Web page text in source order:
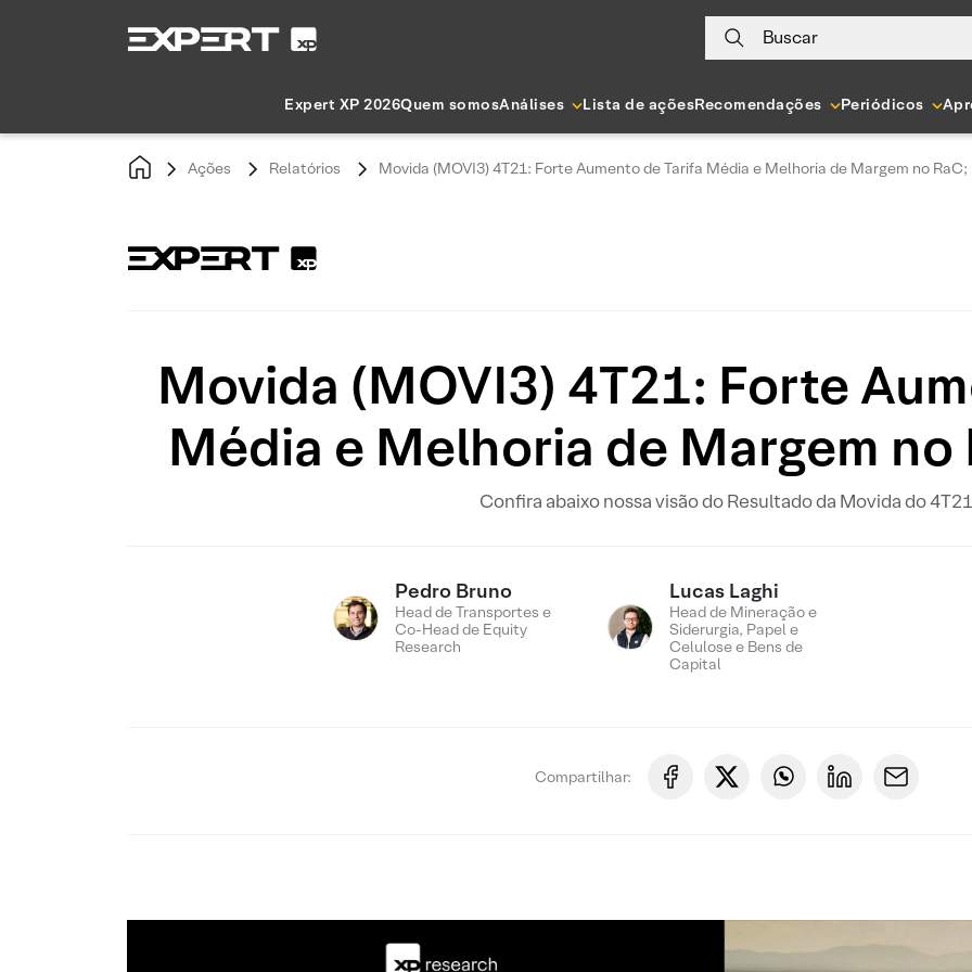
Buscar
Expert XP 2026Quem somosAnálises Lista de açõesRecomendações Periódicos
Ações Relatórios Movida (MOVI3) 4T21: Forte Aumento de Tarifa Média e Melhoria de Margem no
Movida (MOVI3) 4T21: Forte
Média e Melhoria de Margem no
Confira abaixo nossa visão do Resultado da Movida do
Pedro Bruno
Head de Transportes e
Co-Head de Equity
Research
Lucas Laghi
Head de Mineração e
Siderurgia, Papel e
Celulose e Bens de
Capital
Compartilhar: